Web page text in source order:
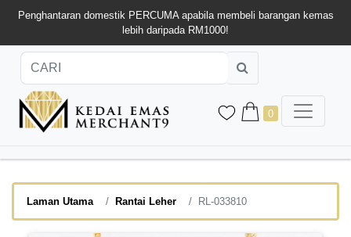
Penghantaran domestik PERCUMA apabila membeli barangan kemas
lebih daripada RM1000!
0
Laman Utama Rantai Leher RL-033810